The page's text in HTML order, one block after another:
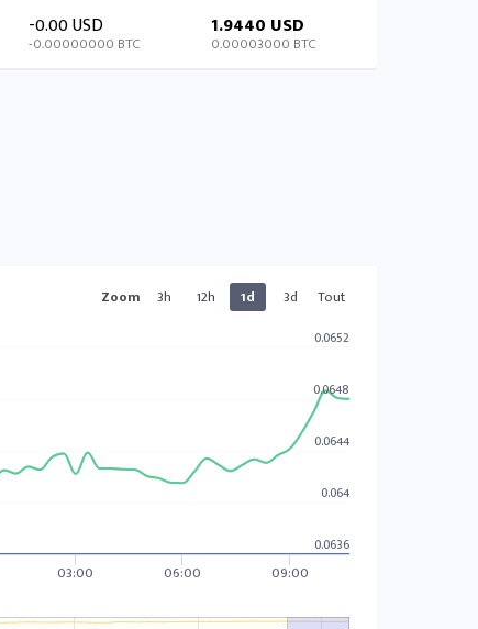
-0.00 USD
-0.00000000 BTC
1.9440 USD
0.00003000 BTC
Zoom 3h 12h 1d 3d Tout
03:00 06:00 09:00
0.0636
0.064
0.0644
0.0648
0.0652